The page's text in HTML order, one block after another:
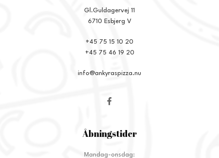
Gl.Guldagervej 11
6710 Esbjerg V
+45 75 15 10 20
+45 75 46 19 20
info@ankyraspizza.nu
Åbningstider
Mandag-onsdag: